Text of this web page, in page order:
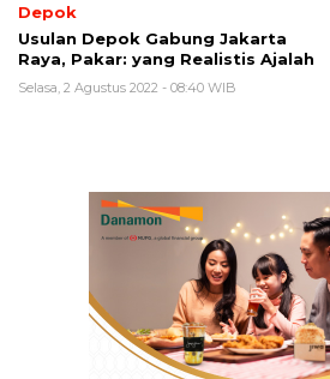
Depok
Usulan Depok Gabung Jakarta
Raya, Pakar: yang Realistis Ajalah
Selasa, 2 Agustus 2022 - 08:40 WIB